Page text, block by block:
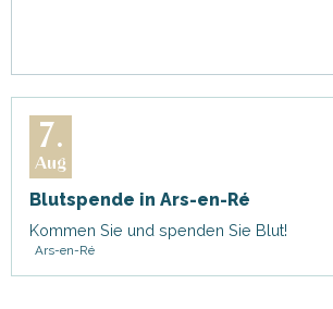
7.
Aug
Blutspende in Ars-en-Ré
Kommen Sie und spenden Sie Blut!
Ars-en-Ré